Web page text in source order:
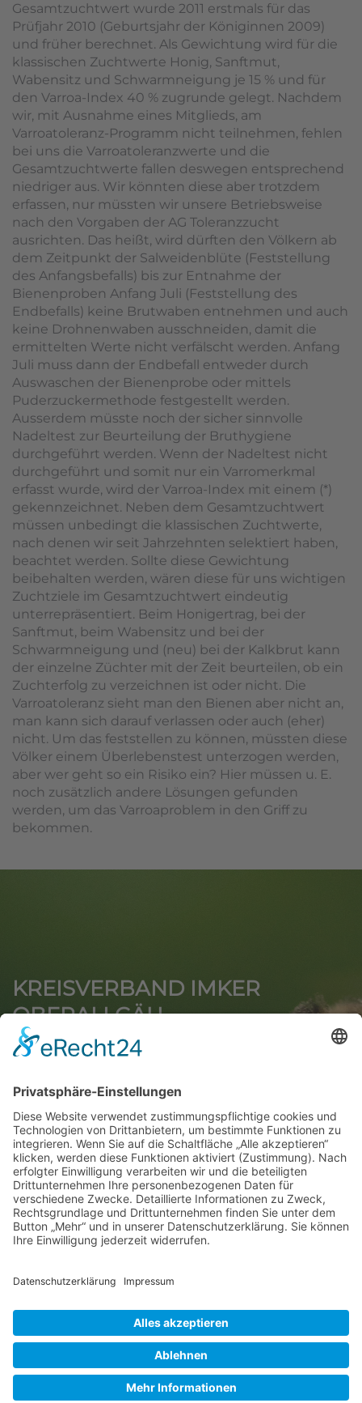
Gesamtzuchtwert wurde 2011 erstmals für das
Prüfjahr 2010 (Geburtsjahr der Königinnen 2009)
und früher berechnet. Als Gewichtung wird für die
klassischen Zuchtwerte Honig, Sanftmut,
Wabensitz und Schwarmneigung je 15 % und für
den Varroa-Index 40 % zugrunde gelegt. Nachdem
wir, mit Ausnahme eines Mitglieds, am
Varroatoleranz-Programm nicht teilnehmen, fehlen
bei uns die Varroatoleranzwerte und die
Gesamtzuchtwerte fallen deswegen entsprechend
niedriger aus. Wir könnten diese aber trotzdem
erfassen, nur müssten wir unsere Betriebsweise
nach den Vorgaben der AG Toleranzzucht
ausrichten. Das heißt, wird dürften den Völkern ab
dem Zeitpunkt der Salweidenblüte (Feststellung
des Anfangsbefalls) bis zur Entnahme der
Bienenproben Anfang Juli (Feststellung des
Endbefalls) keine Brutwaben entnehmen und auch
keine Drohnenwaben ausschneiden, damit die
ermittelten Werte nicht verfälscht werden. Anfang
Juli muss dann der Endbefall entweder durch
Auswaschen der Bienenprobe oder mittels
Puderzuckermethode festgestellt werden.
Ausserdem müsste noch der sicher sinnvolle
Nadeltest zur Beurteilung der Bruthygiene
durchgeführt werden. Wenn der Nadeltest nicht
durchgeführt und somit nur ein Varromerkmal
erfasst wurde, wird der Varroa-Index mit einem (*)
gekennzeichnet. Neben dem Gesamtzuchtwert
müssen unbedingt die klassischen Zuchtwerte,
nach denen wir seit Jahrzehnten selektiert haben,
beachtet werden. Sollte diese Gewichtung
beibehalten werden, wären diese für uns wichtigen
Zuchtziele im Gesamtzuchtwert eindeutig
unterrepräsentiert. Beim Honigertrag, bei der
Sanftmut, beim Wabensitz und bei der
Schwarmneigung und (neu) bei der Kalkbrut kann
der einzelne Züchter mit der Zeit beurteilen, ob ein
Zuchterfolg zu verzeichnen ist oder nicht. Die
Varroatoleranz sieht man den Bienen aber nicht an,
man kann sich darauf verlassen oder auch (eher)
nicht. Um das feststellen zu können, müssten diese
Völker einem Überlebenstest unterzogen werden,
aber wer geht so ein Risiko ein? Hier müssen u. E.
noch zusätzlich andere Lösungen gefunden
werden, um das Varroaproblem in den Griff zu
bekommen.
KREISVERBAND IMKER
OBERALLGÄU
1. Vorsitzende
Beim Obermüller 2
87534 Oberstaufen
Tel.+49 (0)8386 991855
E-Mail:vorstand@imker-oberallgaeu.de
Copyright ©2026Kreisverband Imker
Oberallgäu
Kontakt|Impressum|Datenschutzerklärung|
Cookie-Einstellungen